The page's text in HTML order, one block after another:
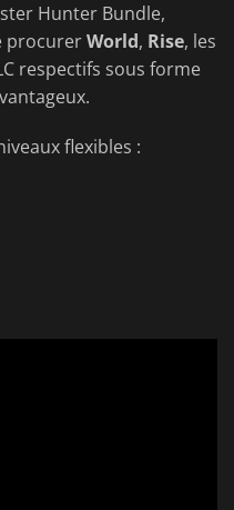
Hunter Bundle,
procurerWorld, Rise, les
respectifs sous forme
flexibles :